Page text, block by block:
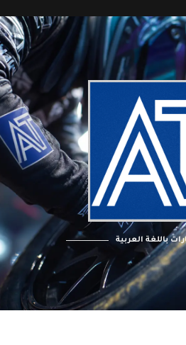
باللغة العربية